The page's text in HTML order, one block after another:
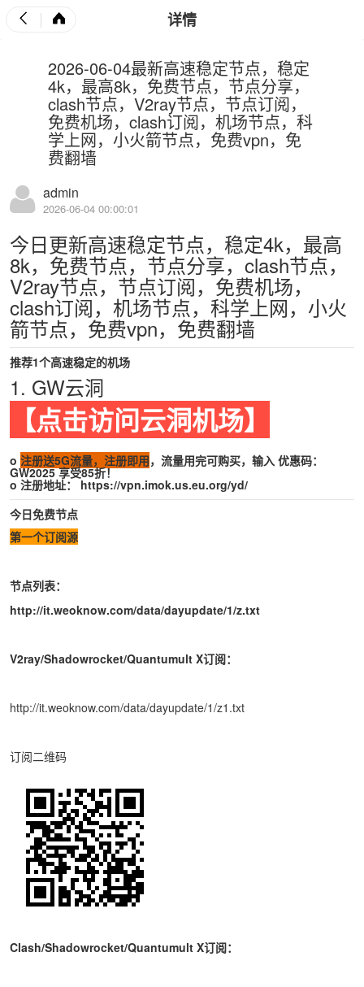
详情
2026-06-04最新高速稳定节点，稳定
4k，最高8k，免费节点，节点分享，
clash节点，V2ray节点，节点订阅，
免费机场，clash订阅，机场节点，科
学上网，小火箭节点，免费vpn，免
费翻墙
admin
2026-06-04 00:00:01
今日更新高速稳定节点，稳定4k，最高
8k，免费节点，节点分享，clash节点，
V2ray节点，节点订阅，免费机场，
clash订阅，机场节点，科学上网，小火
箭节点，免费vpn，免费翻墙
推荐1个高速稳定的机场
1. GW云洞
【点击访问云洞机场】
o 注册送5G流量，注册即用，流量用完可购买，输入 优惠码：
GW2025 享受85折！
o 注册地址： https://vpn.imok.us.eu.org/yd/
今日免费节点
第一个订阅源
节点列表：
http://it.weoknow.com/data/dayupdate/1/z.txt
V2ray/Shadowrocket/Quantumult X订阅：
http://it.weoknow.com/data/dayupdate/1/z1.txt
订阅二维码
Clash/Shadowrocket/Quantumult X订阅：